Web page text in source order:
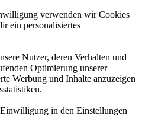
verwenden wir Cookies
ein personalisiertes
Nutzer, deren Verhalten und
Optimierung unserer
Werbung und Inhalte anzuzeigen
in den Einstellungen